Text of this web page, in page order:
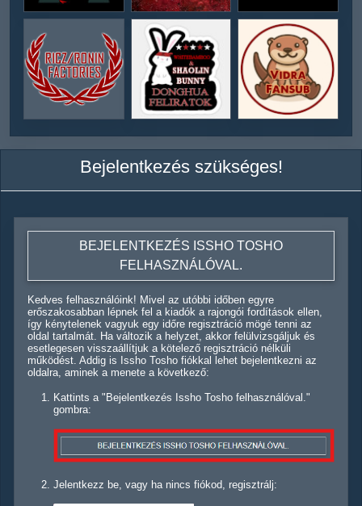
Bejelentkezés szükséges!
BEJELENTKEZÉS ISSHO TOSHO
FELHASZNÁLÓVAL.
Kedves felhasználóink! Mivel az utóbbi időben egyre
erőszakosabban lépnek fel a kiadók a rajongói fordítások ellen,
így kénytelenek vagyuk egy időre regisztráció mögé tenni az
oldal tartalmát. Ha változik a helyzet, akkor felülvizsgáljuk és
esetlegesen visszaállítjuk a kötelező regisztráció nélküli
működést. Addig is Issho Tosho fiókkal lehet bejelentkezni az
oldalra, aminek a menete a következő:
Kattints a "Bejelentkezés Issho Tosho felhasználóval."
gombra:
Jelentkezz be, vagy ha nincs fiókod, regisztrálj: